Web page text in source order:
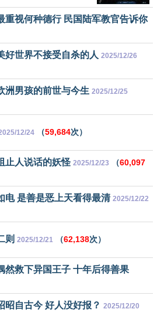
重视何种德行 民国陆军教官告诉你
好世界不接受自杀的人 2025/12/26
洲男孩的前世与今生 2025/12/25
12/24 （59,684次）
止人说话的妖怪 2025/12/23 （60,097
电 是善是恶上天看得最清 2025/12/22
则 2025/12/21 （62,138次）
然救下异国王子 十年后得善果
昭自古今 好人没好报？ 2025/12/20